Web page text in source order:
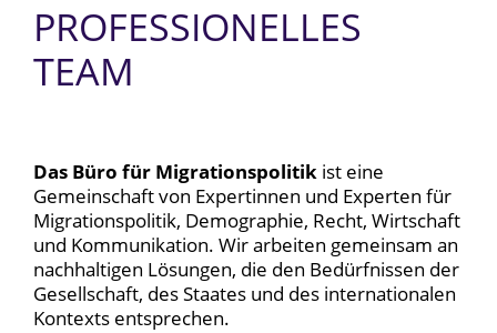
PROFESSIONELLES
TEAM
Das Büro für Migrationspolitik ist eine
Gemeinschaft von Expertinnen und Experten für
Migrationspolitik, Demographie, Recht, Wirtschaft
und Kommunikation. Wir arbeiten gemeinsam an
nachhaltigen Lösungen, die den Bedürfnissen der
Gesellschaft, des Staates und des internationalen
Kontexts entsprechen.